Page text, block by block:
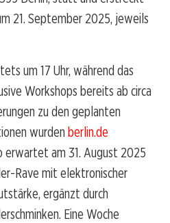
21. September 2025, jeweils
um 17 Uhr, während das
Workshops bereits ab circa
zu den geplanten
wurden berlin.de
erwartet am 31. August 2025
Rave mit elektronischer
ergänzt durch
Eine Woche